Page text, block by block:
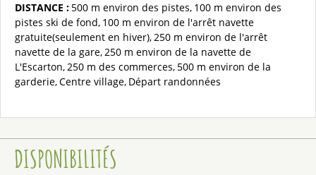
DISTANCE : 500 m environ des pistes 100 m environ des
pistes ski de fond 100 m environ de l'arrêt navette
gratuite(seulement en hiver) 250 m environ de l'arrêt
navette de la gare 250 m environ de la navette de
L'Escarton 250 m des commerces 500 m environ de la
garderie Centre village Départ randonnées
DISPONIBILITÉS